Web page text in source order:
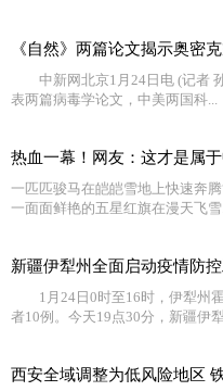
《自然》两篇论文揭示奥密
中新网北京1月24日电 (记者
表两篇病毒学论文，中美两国科...
热血一幕！网友：这才是属
一匹匹骏马在皑皑雪地上快速奔
一面面鲜艳的五星红旗在漫天飞雪
新疆伊犁州全面启动疫情防
1月24日0时至16时，伊犁州霍
者10例。今天19点30分，新疆伊
西安全域调整为低风险地区